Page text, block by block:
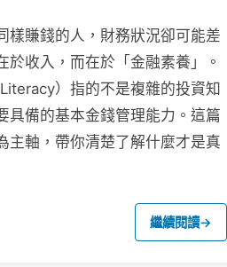
樣賺錢的人，財務狀況卻可能差
於收入，而在於「金融素養」。
）指的不是複雜的投資知
具備的基本金錢管理能力。這篇
主軸，帶你清楚了解什麼才是真
繼續閱讀→